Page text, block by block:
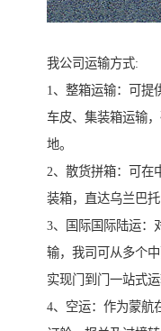
我公司运输方式:
1、整箱运输：可提
车皮、集装箱运输
地。
2、散货拼箱：可在
装箱，直达乌兰巴
3、国际国际陆运：
输，我司可从多个
实现门到门一站式
4、空运：作为蒙航